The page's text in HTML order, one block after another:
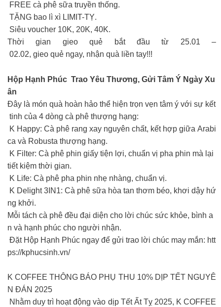
FREE cà phê sữa truyền thống.
TẶNG bao lì xì LIMIT-TỴ.
Siêu voucher 10K, 20K, 40K.
Thời gian gieo quẻ bắt đầu từ 25.01 –
02.02, gieo quẻ ngay, nhận quà liền tay!!!
Hộp Hạnh Phúc Trao Yêu Thương, Gửi Tâm Ý Ngày Xu
ân
Đây là món quà hoàn hảo thể hiện trọn vẹn tâm ý với sự kết
tinh của 4 dòng cà phê thượng hạng:
K Happy: Cà phê rang xay nguyên chất, kết hợp giữa Arabi
ca và Robusta thượng hạng.
K Filter: Cà phê phin giấy tiện lợi, chuẩn vị pha phin mà lại
tiết kiệm thời gian.
K Life: Cà phê pha phin nhẹ nhàng, chuẩn vị.
K Delight 3IN1: Cà phê sữa hòa tan thơm béo, khơi dậy hứ
ng khởi.
Mỗi tách cà phê đều đại diện cho lời chúc sức khỏe, bình a
n và hạnh phúc cho người nhận.
Đặt Hộp Hạnh Phúc ngay để gửi trao lời chúc may mắn: htt
ps://kphucsinh.vn/
K COFFEE THÔNG BÁO PHỤ THU 10% DỊP TẾT NGUYÊ
N ĐÁN 2025
Nhằm duy trì hoạt động vào dịp Tết Ất Tỵ 2025, K COFFEE